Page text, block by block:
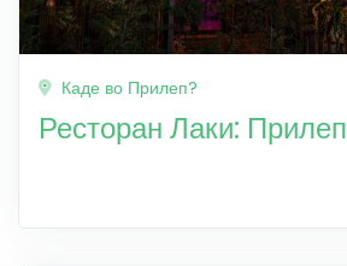
Каде во Прилеп?
Ресторан Лаки: Прилеп